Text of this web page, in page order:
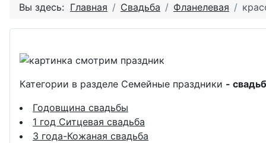
Вы здесь: Главная Свадьба Фланелевая
Категории в разделе Семейные праздники -
Годовщина свадьбы
1 год Ситцевая свадьба
3 года-Кожаная свадьба